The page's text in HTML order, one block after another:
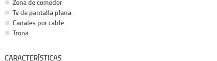
Zona de comedor
Tv de pantalla plana
Canales por cable
Trona
CARACTERÍSTICAS